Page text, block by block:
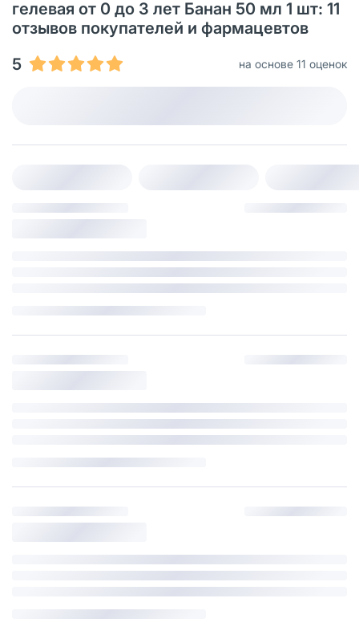
гелевая от 0 до 3 лет Банан 50 мл 1 шт: 11
отзывов покупателей и фармацевтов
5
на основе 11 оценок